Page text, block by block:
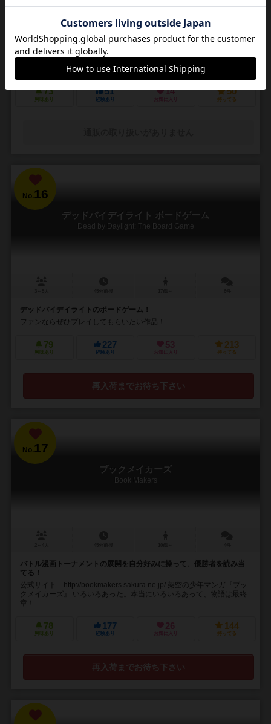
14歳～
悪夢のような街で他の狩人を出し抜いて「血の遺志」を集めろ
ＰＳ４で発売されたフロムソフトウェアのブラッドボーンのカードゲ
ーム化。 かつて栄華を極めた古都ヤーナムでは風土病「獣の病」がは
びこっていた。あなたは「獣の病」の罹患者で...
73
興味あり
51
経験あり
14
お気に入り
50
持ってる
No. 16
デッドバイデイライト ボードゲーム
Dead by Daylight: The Board Game
デッドバイデイライトのボードゲーム！
ファンならぜひプレイしてもらいたい作品！
79
興味あり
227
経験あり
53
お気に入り
213
持ってる
再入荷までお待ち下さい
No.17
ブックメイカーズ
Book Makers
バトル漫画トーナメントの展開を自分好みに操って、優勝者を読み当
てる！
公式サイト http://bookmakers.sakura.ne.jp/ 架空の少年マンガ『ブッ
クメイカーズ』 いろいろあった。本当にいろいろあって、物語は最終
章！...
78
興味あり
177
経験あり
26
お気に入り
144
持ってる
再入荷までお待ち下さい